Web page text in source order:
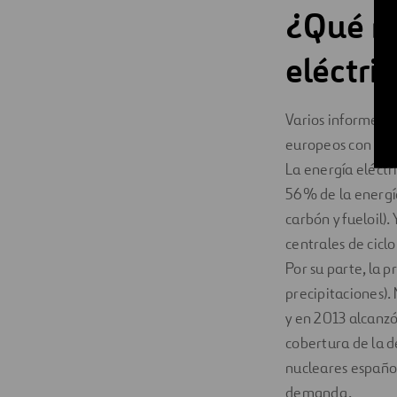
¿Qué
Varios informes
europeos con la
La energía
56% de la
carbón y fueloil).
centrales de
Por su parte, la
precipitaciones).
y en 2013
cobertura de la
nucleares
demanda.